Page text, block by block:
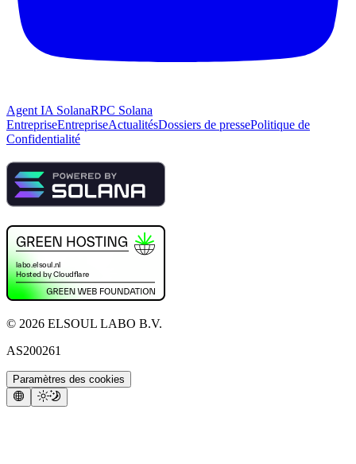
Agent IA SolanaRPC Solana
EntrepriseEntrepriseActualitésDossiers de pressePolitique de
Confidentialité
© 2026 ELSOUL LABO B.V.
AS200261
Paramètres des cookies